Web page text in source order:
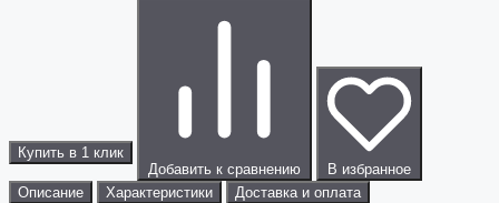
Купить в 1 клик
Добавить к сравнению
В избранное
Описание
Характеристики Доставка и оплата